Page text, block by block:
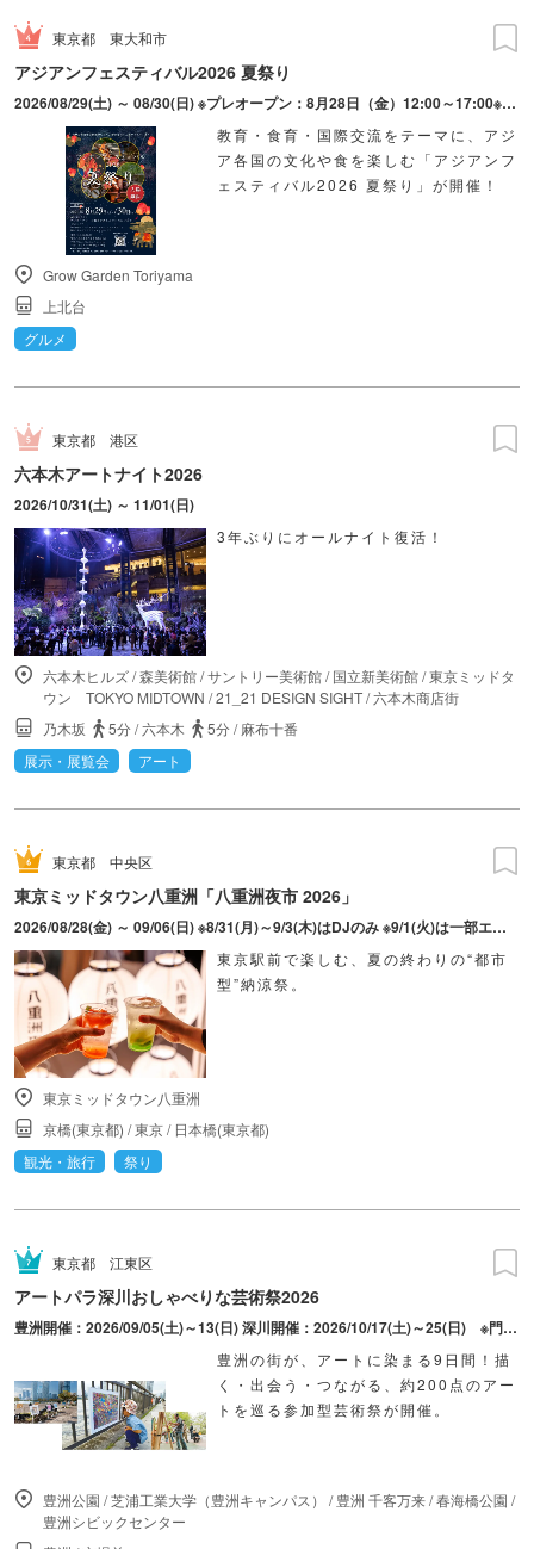
東京都 東大和市
アジアンフェスティバル2026 夏祭り
2026/08/29(土) ～ 08/30(日) ※プレオープン：8月28日（金）12:00～17:00※FOODのみ販売
教育・食育・国際交流をテーマに、アジ
ア各国の文化や食を楽しむ「アジアンフ
ェスティバル2026 夏祭り」が開催！
Grow Garden Toriyama
上北台
グルメ
東京都 港区
六本木アートナイト2026
2026/10/31(土) ～ 11/01(日)
3年ぶりにオールナイト復活！
六本木ヒルズ/森美術館/サントリー美術館/国立新美術館/東京ミッドタ
ウン TOKYO MIDTOWN /21_21 DESIGN SIGHT/六本木商店街
乃木坂
5分/六本木 5分/麻布十番
展示・展覧会
アート
東京都 中央区
東京ミッドタウン八重洲「八重洲夜市 2026」
2026/08/28(金) ～ 09/06(日) ※8/31(月)～9/3(木)はDJのみ ※9/1(火)は一部エリア貸切予定
東京駅前で楽しむ、夏の終わりの“都市
型”納涼祭。
東京ミッドタウン八重洲
京橋(東京都) /東京/ 日本橋(東京都)
観光・旅行
祭り
東京都 江東区
アートパラ深川おしゃべりな芸術祭2026
豊洲開催：2026/09/05(土)～13(日) 深川開催：2026/10/17(土)～25(日) ※門前仲町・清澄白河・森下
豊洲の街が、アートに染まる9日間！描
く・出会う・つながる、約200点のアー
トを巡る参加型芸術祭が開催。
豊洲公園 /芝浦工業大学（豊洲キャンパス） /豊洲 千客万来/春海橋公園 /
豊洲シビックセンター